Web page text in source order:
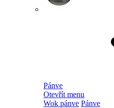
Pánve
Otevřít menu
Wok pánve Pánve